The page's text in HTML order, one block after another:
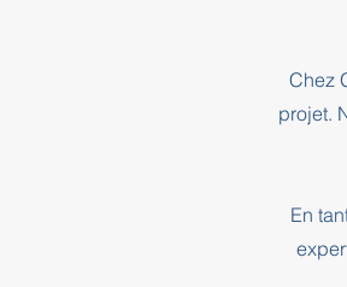
Chez
projet.
En